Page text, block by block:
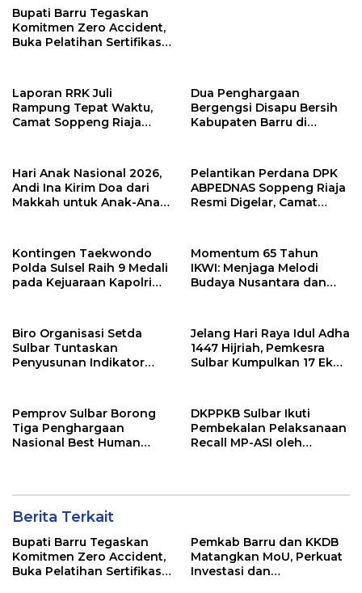
Bupati Barru Tegaskan
Komitmen Zero Accident,
Buka Pelatihan Sertifikasi
Laporan RRK Juli
Rampung Tepat Waktu,
Camat Soppeng Riaja
Dua Penghargaan
Bergengsi Disapu Bersih
Kabupaten Barru di
Hari Anak Nasional 2026,
Andi Ina Kirim Doa dari
Makkah untuk Anak-Anak
Pelantikan Perdana DPK
ABPEDNAS Soppeng Riaja
Resmi Digelar, Camat
Kontingen Taekwondo
Polda Sulsel Raih 9 Medali
pada Kejuaraan Kapolri
Momentum 65 Tahun
IKWI: Menjaga Melodi
Budaya Nusantara dan
Biro Organisasi Setda
Sulbar Tuntaskan
Penyusunan Indikator
Jelang Hari Raya Idul Adha
1447 Hijriah, Pemkesra
Sulbar Kumpulkan 17 Ekor
Pemprov Sulbar Borong
Tiga Penghargaan
Nasional Best Human
DKPPKB Sulbar Ikuti
Pembekalan Pelaksanaan
Recall MP-ASI oleh
Berita Terkait
Bupati Barru Tegaskan
Komitmen Zero Accident,
Buka Pelatihan Sertifikasi
Pemkab Barru dan KKDB
Matangkan MoU, Perkuat
Investasi dan